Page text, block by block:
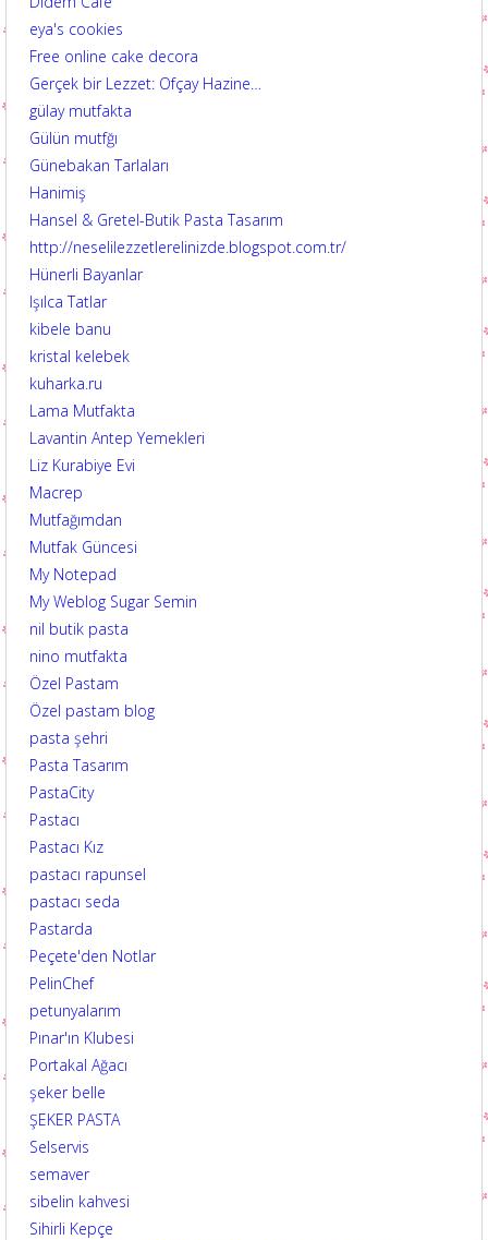
eya's cookies
Free online cake decora
Gerçek bir Lezzet: Ofçay Hazine…
gülay mutfakta
Gülün mutfğı
Günebakan Tarlaları
Hanimiş
Hansel & Gretel-Butik Pasta Tasarım
http://neselilezzetlerelinizde.blogspot.com.tr/
Hünerli Bayanlar
Işılca Tatlar
kibele banu
kristal kelebek
kuharka.ru
Lama Mutfakta
Lavantin Antep Yemekleri
Liz Kurabiye Evi
Macrep
Mutfağımdan
Mutfak Güncesi
My Notepad
My Weblog Sugar Semin
nil butik pasta
nino mutfakta
Özel Pastam
Özel pastam blog
pasta şehri
Pasta Tasarım
PastaCity
Pastacı
Pastacı Kız
pastacı rapunsel
pastacı seda
Pastarda
Peçete'den Notlar
PelinChef
petunyalarım
Pınar'ın Klubesi
Portakal Ağacı
şeker belle
ŞEKER PASTA
Selservis
semaver
sibelin kahvesi
Sihirli Kepçe